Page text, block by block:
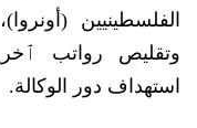
الفلسطينيين
وتقليص رواتب
استهداف دور الوكالة.